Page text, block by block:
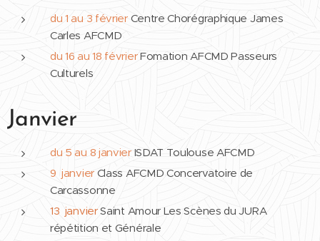
du 1 au 3 févrierCentre Chorégraphique James
Carles AFCMD
du 16 au 18 févrierFomation AFCMD Passeurs
Culturels
Janvier
du 5 au 8 janvierISDAT Toulouse AFCMD
9 janvier Class AFCMD Concervatoire de
Carcassonne
13 janvierSaint Amour Les Scènes du JURA
répétition et Générale